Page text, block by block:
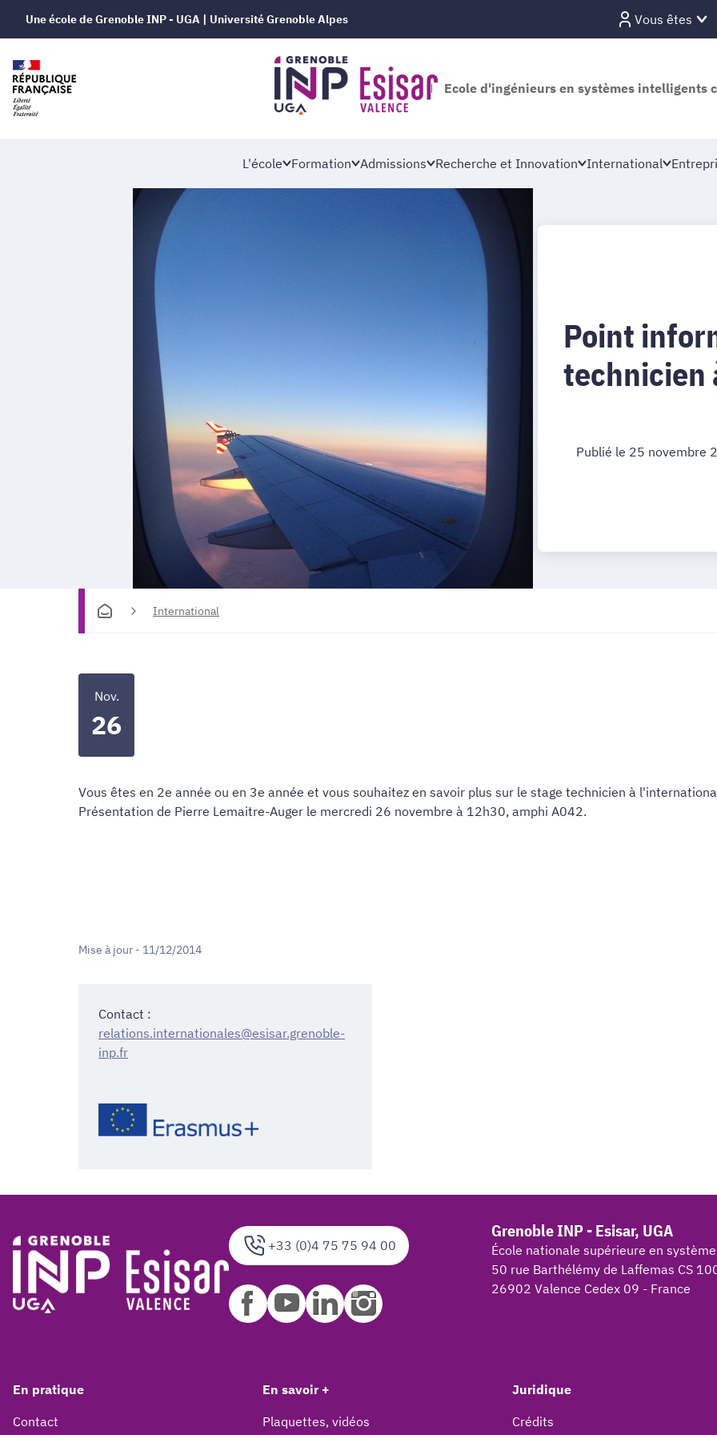
Une école de Grenoble INP - UGA | Université Grenoble Alpes Vous êtes
Ecole d'ingénieurs en systèmes intelligents
L'école Formation Admissions Recherche et Innovation International
Point
Publié le 25 novembre
International
Nov.
26
Vous êtes en 2e année ou en 3e année et vous souhaitez en savoir plus sur le stage technicien à
Présentation de Pierre Lemaitre-Auger le mercredi 26 novembre à 12h30, amphi A042.
Mise à jour - 11/12/2014
Contact :
relations.internationales@esisar.grenoble-
inp.fr
+33 (0)4 75 75 94 00
Grenoble INP - Esisar, UGA
École nationale supérieure en
50 rue Barthélémy de Laffemas CS
26902 Valence Cedex 09 - France
En pratique
Contact
En savoir +
Plaquettes, vidéos
Juridique
Crédits